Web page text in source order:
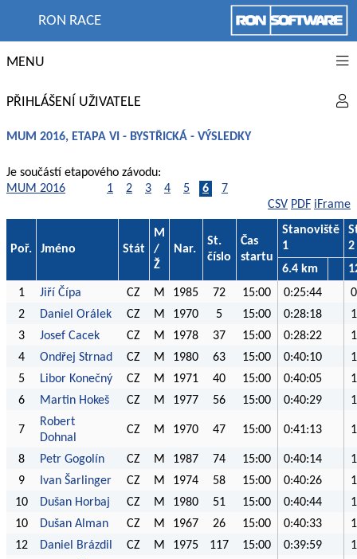
RON RACE
MENU
PŘIHLÁŠENÍ UŽIVATELE
MUM 2016, ETAPA VI - BYSTŘICKÁ - VÝSLEDKY
Je součástí etapového závodu:
MUM 2016
1 2 3 4 5 6
7
CSV PDF iFrame
Poř. Jméno Stát
M
/
Ž
Nar.
St.
číslo
Čas
startu
Stanoviště
1
2
6.4 km
1
Jiří Čípa CZ M 1985 72 15:00 0:25:44
2
Daniel Orálek CZ M 1970 5 15:00 0:28:18
3
Josef Cacek CZ M 1978 37 15:00 0:28:22
4
Ondřej Strnad CZ M 1980 63 15:00 0:40:10
5
Libor Konečný CZ M 1971 40 15:00 0:40:05
6
Martin Hokeš CZ M 1977 56 15:00 0:40:29
7
Robert
Dohnal
CZ M 1970 47 15:00 0:41:13
8 Petr Gogolín CZ M 1987 74 15:00 0:40:14
9
Ivan Šarlinger CZ M 1974 58 15:00 0:40:26
10
Dušan Horbaj CZ M 1980 51 15:00 0:40:44
10
Dušan Alman CZ M 1967 26 15:00 0:40:33
12
Daniel Brázdil CZ M 1975 117 15:00 0:39:59